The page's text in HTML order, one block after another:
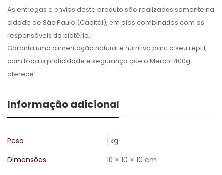
As entregas e envios deste produto são realizados somente na
cidade de São Paulo (Capital), em dias combinados com os
responsáveis do biotério.
Garanta uma alimentação natural e nutritiva para o seu réptil,
com toda a praticidade e segurança que o Mercol 400g
oferece.
Informação adicional
Peso
1 kg
Dimensões
10 × 10 × 10 cm